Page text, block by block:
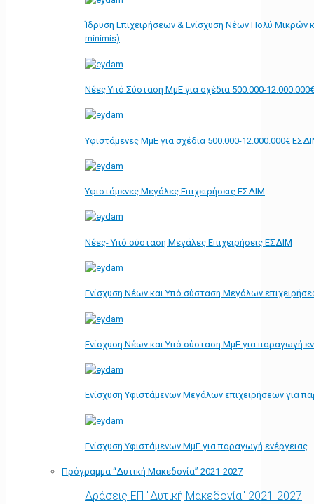
Ίδρυση Επιχειρήσεων & Ενίσχυση Νέων Πολύ Μικρών
minimis)
Νέες Υπό Σύσταση ΜμΕ για σχέδια 500.000-
Υφιστάμενες ΜμΕ για σχέδια 500.000-12.000.000€
Υφιστάμενες Μεγάλες Επιχειρήσεις ΕΣΔΙΜ
Νέες- Υπό σύσταση Μεγάλες Επιχειρήσεις ΕΣΔΙΜ
Ενίσχυση Νέων και Υπό σύσταση Μεγάλων
Ενίσχυση Νέων και Υπό σύσταση ΜμΕ για παραγωγή
Ενίσχυση Υφιστάμενων Μεγάλων επιχειρήσεων για
Ενίσχυση Υφιστάμενων ΜμΕ για παραγωγή ενέργειας
Πρόγραμμα “Δυτική Μακεδονία” 2021-2027
Δράσεις ΕΠ "Δυτική Μακεδονία" 2021-2027